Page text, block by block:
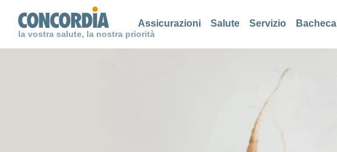
la vostra salute, la nostra priorità
Assicurazioni Salute Servizio Bacheca
Cerca
Cerca
Cerca